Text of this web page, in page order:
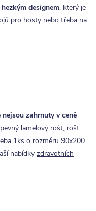
designem, který je
pro hosty nebo třeba na
zahrnuty v ceně
pevný lamelový rošt, rošt
1ks o rozměru 90x200
nabídky zdravotních